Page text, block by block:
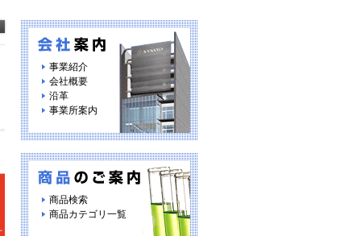
事業紹介
会社概要
沿革
事業所案内
商品検索
商品カテゴリ一覧